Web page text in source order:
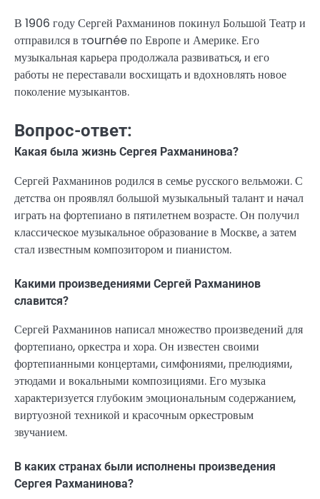
В 1906 году Сергей Рахманинов покинул Большой Театр и
отправился в тournée по Европе и Америке. Его
музыкальная карьера продолжала развиваться, и его
работы не переставали восхищать и вдохновлять новое
поколение музыкантов.
Вопрос-ответ:
Какая была жизнь Сергея Рахманинова?
Сергей Рахманинов родился в семье русского вельможи. С
детства он проявлял большой музыкальный талант и начал
играть на фортепиано в пятилетнем возрасте. Он получил
классическое музыкальное образование в Москве, а затем
стал известным композитором и пианистом.
Какими произведениями Сергей Рахманинов
славится?
Сергей Рахманинов написал множество произведений для
фортепиано, оркестра и хора. Он известен своими
фортепианными концертами, симфониями, прелюдиями,
этюдами и вокальными композициями. Его музыка
характеризуется глубоким эмоциональным содержанием,
виртуозной техникой и красочным оркестровым
звучанием.
В каких странах были исполнены произведения
Сергея Рахманинова?